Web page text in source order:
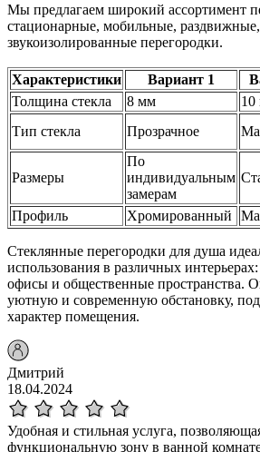
Мы предлагаем широкий ассортимент
стационарные, мобильные,
звукоизолированные перегородки.
Характеристики Вариант 1
Толщина стекла
8 мм
Тип стекла
Прозрачное
Размеры
По
индивидуальным
замерам
Профиль
Хромированный
Стеклянные перегородки для душа
использования в различных
офисы и общественные пространства.
уютную и современную обстановку,
характер помещения.
Дмитрий
18.04.2024
Удобная и стильная услуга,
функциональную зону в ванной